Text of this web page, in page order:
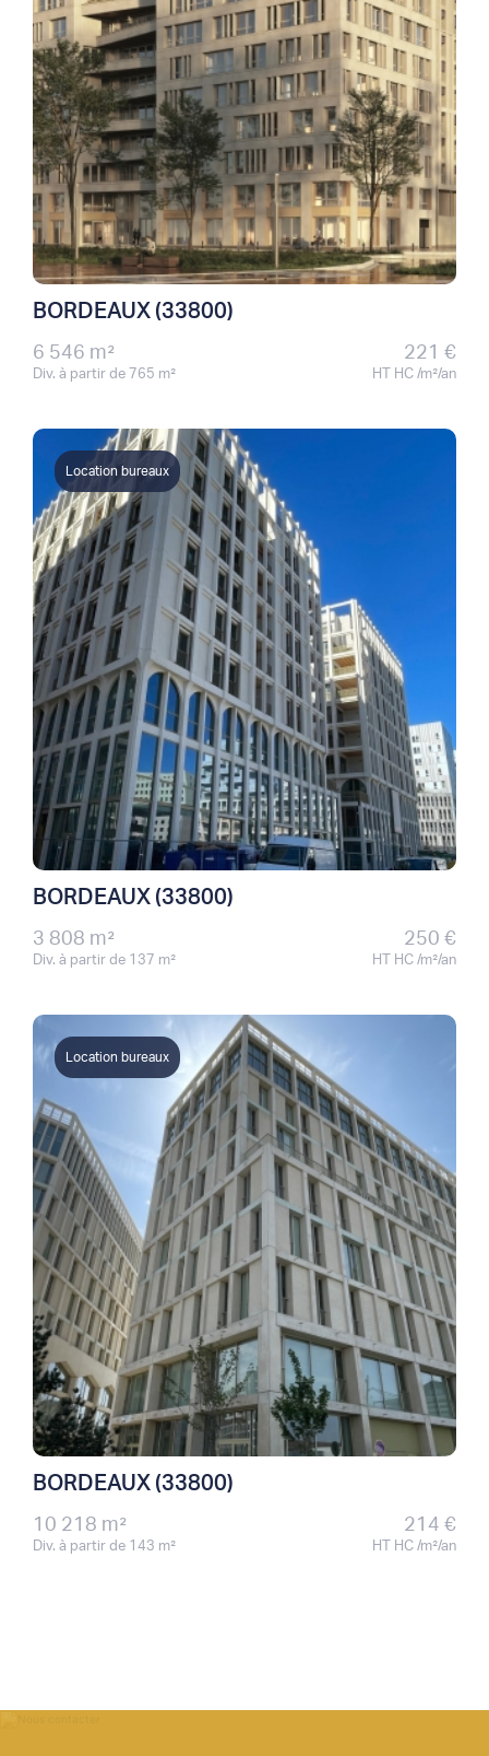
BORDEAUX (33800)
6 546 m²
Div. à partir de 765 m²
221 €
HT HC /m²/an
Location bureaux
BORDEAUX (33800)
3 808 m²
Div. à partir de 137 m²
250 €
HT HC /m²/an
Location bureaux
BORDEAUX (33800)
10 218 m²
Div. à partir de 143 m²
214 €
HT HC /m²/an